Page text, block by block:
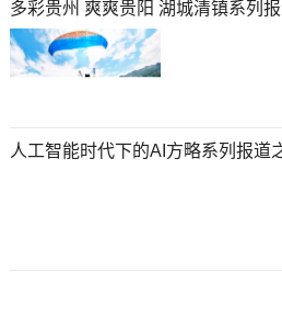
多彩贵州 爽爽贵阳 湖城清镇
人工智能时代下的AI方略系列报道